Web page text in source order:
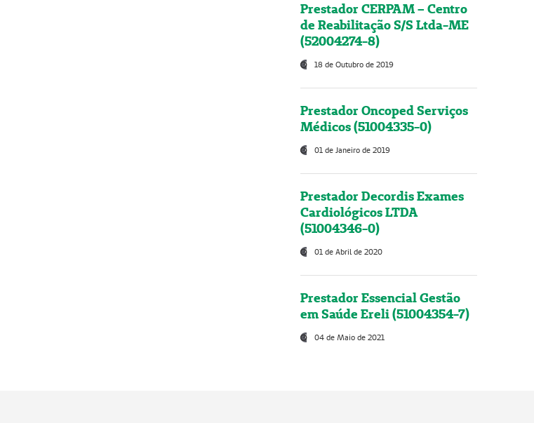
Prestador CERPAM – Centro
de Reabilitação S/S Ltda-ME
(52004274-8)
18 de Outubro de 2019
Prestador Oncoped Serviços
Médicos (51004335-0)
01 de Janeiro de 2019
Prestador Decordis Exames
Cardiológicos LTDA
(51004346-0)
01 de Abril de 2020
Prestador Essencial Gestão
em Saúde Ereli (51004354-7)
04 de Maio de 2021